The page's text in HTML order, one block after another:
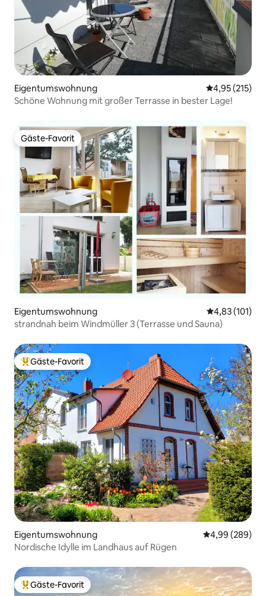
Eigentumswohnung
4,95 (215)
Schöne Wohnung mit großer Terrasse in bester Lage!
Gäste-Favorit
Gäste-Favorit
Eigentumswohnung
4,83 (101)
strandnah beim Windmüller 3 (Terrasse und Sauna)
Beliebter Gäste-Favorit.
Gäste-Favorit
Eigentumswohnung
4,99 (289)
Nordische Idylle im Landhaus auf Rügen
Beliebter Gäste-Favorit.
Gäste-Favorit